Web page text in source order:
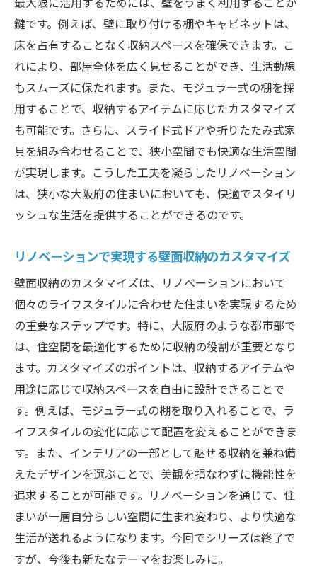
の快適さ
壁面収納が大阪府の暮らしに与える幸福感
リノベーション壁面収納大阪府で広がる新しい
生活
新しいライフスタイルを実現する壁面収納
大阪府での壁面収納がもたらす生活の変化
リノベーションで広がる大阪府の新生活ス
タイル
壁面収納で実現する大阪府のモダンな生活
大阪府での壁面収納による生活の豊かさ
響
大阪府のリノベーションで壁面収納を取り入れ
る方法
効果的な壁面収納の取り入れ方
大阪府での壁面収納導入のステップガイド
リノベーションにおける壁面収納の賢い選
び方
大阪府で壁面収納を取り入れる際のポイン
住まいに合わせた壁面収納の導入法
大阪府で成功する壁面収納の取り入れ事例
鍵です。例えば、壁に取り付ける棚やキャビネットは、
床を占有することなく収納スペースを確保できます。こ
れにより、部屋全体を広く見せることができ、生活動線
もスムーズに保たれます。また、モジュラー式の棚を採
用することで、収納するアイテムに応じたカスタマイズ
も可能です。さらに、スライド式ドアや折りたたみ式家
具を組み合わせることで、狭小空間でも快適な生活空間
が実現します。こうした工夫を凝らしたリノベーション
は、狭小な大阪府の住まいにおいても、快適でスタイリ
ッシュな生活を提供することができるのです。
リノベーションで実現する壁面収納のカスタマイズ
壁面収納のカスタマイズは、リノベーションにおいて
個々のライフスタイルに合わせた住まいを実現するため
の重要なステップです。特に、大阪府のような都市部で
は、住空間を最適化するために収納の役割が重要となり
ます。カスタマイズのポイントは、収納するアイテムや
用途に応じて収納スペースを自由に設計できることで
す。例えば、モジュラー式の棚を取り入れることで、ラ
イフスタイルの変化に応じて配置を変えることができま
す。また、インテリアの一部として魅せる収納を兼ね備
えたデザインを選ぶことで、美観を損なわずに機能性を
追求することが可能です。リノベーションを通じて、住
まいが一層自分らしい空間に生まれ変わり、より快適な
生活が送れるようになります。今回でシリーズは終了で
すが、今後も新たなテーマをお楽しみに。